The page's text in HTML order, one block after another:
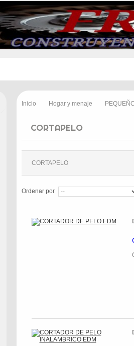
Inicio Hogar y menaje
CORTAPELO
CORTAPELO
Ordenar por